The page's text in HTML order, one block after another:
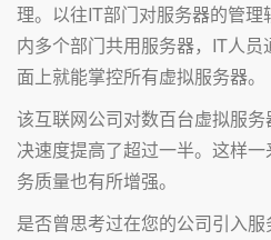
理。以往IT部门对服务器的管
内多个部门共用服务器，IT人
面上就能掌控所有虚拟服务器。
该互联网公司对数百台虚拟服
决速度提高了超过一半。这样
务质量也有所增强。
是否曾思考过在您的公司引入